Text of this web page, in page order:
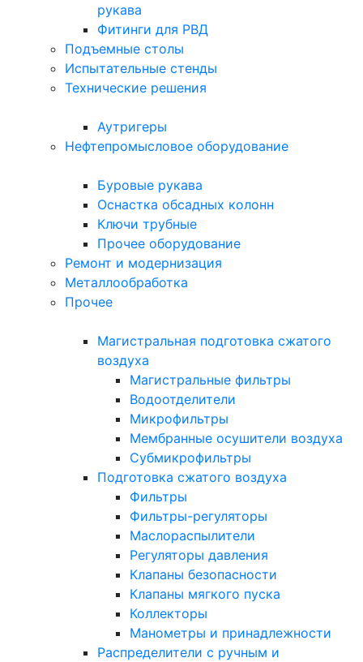
рукава
Фитинги для РВД
Подъемные столы
Испытательные стенды
Технические решения
Аутригеры
Нефтепромысловое оборудование
Буровые рукава
Оснастка обсадных колонн
Ключи трубные
Прочее оборудование
Ремонт и модернизация
Металлообработка
Прочее
Магистральная подготовка сжатого
воздуха
Магистральные фильтры
Водоотделители
Микрофильтры
Мембранные осушители воздуха
Субмикрофильтры
Подготовка сжатого воздуха
Фильтры
Фильтры-регуляторы
Маслораспылители
Регуляторы давления
Клапаны безопасности
Клапаны мягкого пуска
Коллекторы
Манометры и принадлежности
Распределители с ручным и